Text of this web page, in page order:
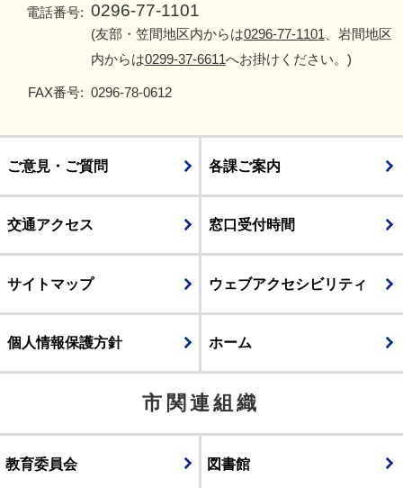
電話番号: 0296-77-1101
(友部・笠間地区内からは0296-77-1101 、岩間地区
内からは0299-37-6611へお掛けください。)
FAX番号: 0296-78-0612
ご意見・ご質問 各課ご案内
交通アクセス 窓口受付時間
サイトマップ ウェブアクセシビリティ
個人情報保護方針 ホーム
市関連組織
教育委員会 図書館